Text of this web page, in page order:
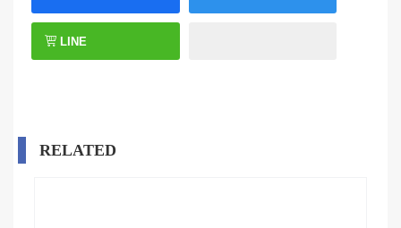
LINE
RELATED